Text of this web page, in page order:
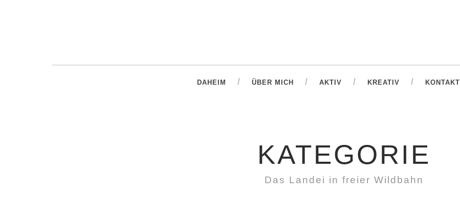
DAHEIM ÜBER MICH AKTIV KREATIV KONTAKT
KATEGORIE
Das Landei in freier Wildbahn